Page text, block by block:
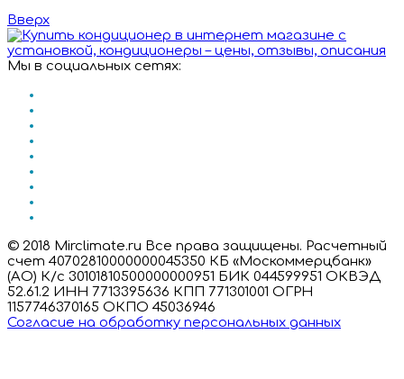
Вверх
Мы в социальных сетях:
© 2018 Mirclimate.ru Все права защищены. Расчетный
счет 40702810000000045350 КБ «Москоммерцбанк»
(АО) К/с 30101810500000000951 БИК 044599951 ОКВЭД
52.61.2 ИНН 7713395636 КПП 771301001 ОГРН
1157746370165 ОКПО 45036946
Согласие на обработку персональных данных